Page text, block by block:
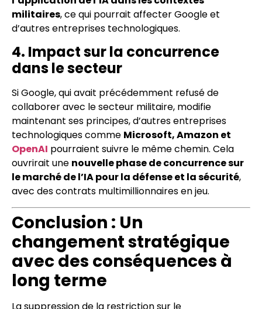
militaires, ce qui pourrait affecter Google et
d’autres entreprises technologiques.
4. Impact sur la concurrence
dans le secteur
Si Google, qui avait précédemment refusé de
collaborer avec le secteur militaire, modifie
maintenant ses principes, d’autres entreprises
technologiques comme Microsoft, Amazon et
OpenAI pourraient suivre le même chemin. Cela
ouvrirait une nouvelle phase de concurrence sur
le marché de l’IA pour la défense et la sécurité,
avec des contrats multimillionnaires en jeu.
Conclusion : Un
changement stratégique
avec des conséquences à
long terme
La suppression de la restriction sur le